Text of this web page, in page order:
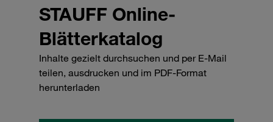
STAUFF Online-
Blätterkatalog
Inhalte gezielt durchsuchen und per E-Mail
teilen, ausdrucken und im PDF-Format
herunterladen